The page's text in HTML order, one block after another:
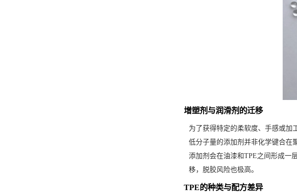
增塑剂与润滑剂的迁移
为了获得特定的柔软度、手感或加
低分子量的添加剂并非化学键合在
添加剂会在油漆和TPE之间形成一
移，脱胶风险也极高。
TPE的种类与配方差异